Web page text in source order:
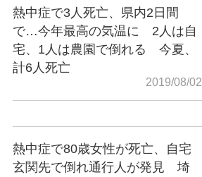
熱中症で3人死亡、県内2日間
で…今年最高の気温に 2人は自
宅、1人は農園で倒れる 今夏、
計6人死亡
2019/08/02
熱中症で80歳女性が死亡、自宅
玄関先で倒れ通行人が発見 埼